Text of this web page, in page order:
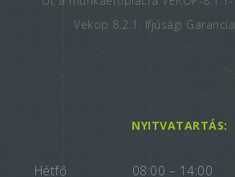
Vekop 8.2.1. Ifjúsági
NYITVATARTÁS:
Hétfő 08:00 – 14:00